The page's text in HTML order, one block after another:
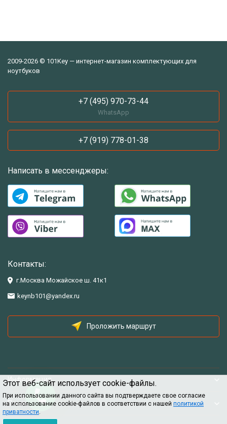
Этот веб-сайт использует cookie-файлы.
При использовании данного сайта вы подтверждаете свое согласие
на использование cookie-файлов в соответствии с нашей политикой
приватности.
2009-2026 © 101Key — интернет-магазин комплектующих для
ноутбуков
+7 (495) 970-73-44
WhatsApp
+7 (919) 778-01-38
Написать в мессенджеры:
Контакты:
г.Москва Можайское ш. 41к1
keynb101@yandex.ru
Проложить маршрут
Информация
Помощь